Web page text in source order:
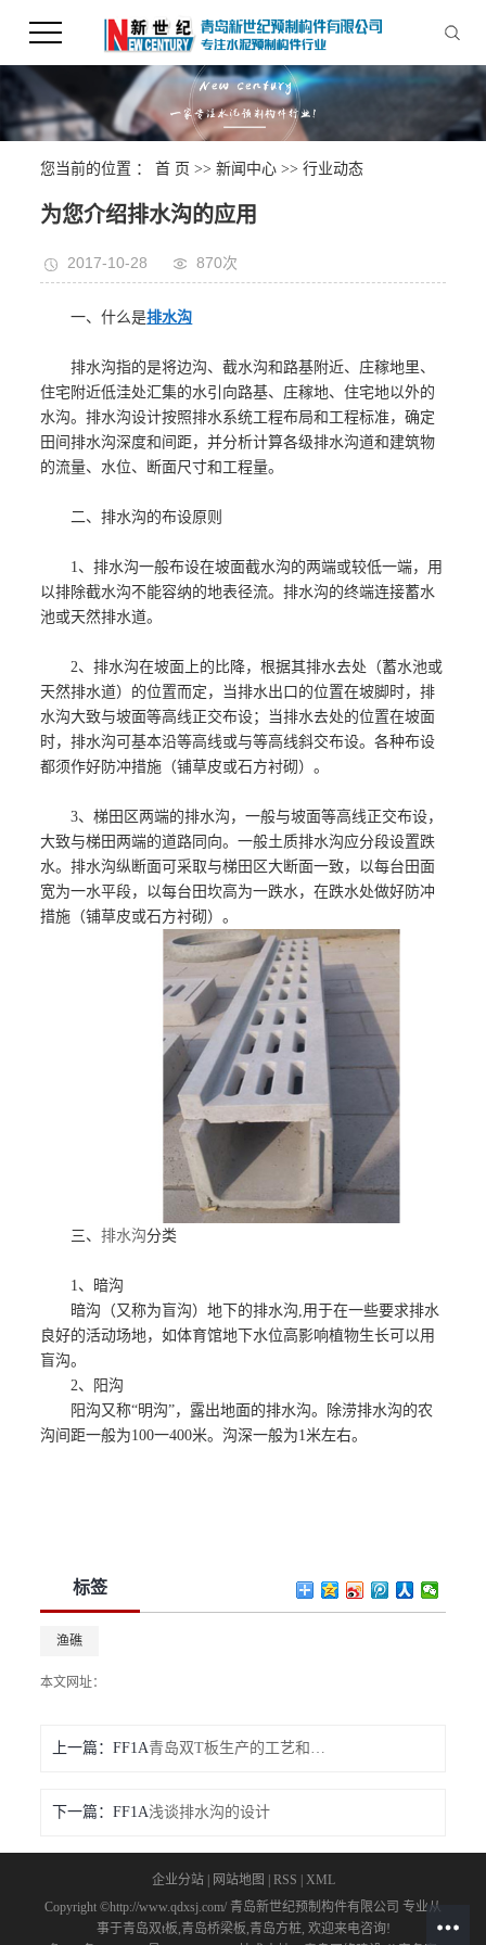
您当前的位置 ：首 页 >>新闻中心 >>行业动态
为您介绍排水沟的应用
2017-10-28 870次
一、什么是排水沟
排水沟指的是将边沟、截水沟和路基附近、庄稼地里、
住宅附近低洼处汇集的水引向路基、庄稼地、住宅地以外的
水沟。排水沟设计按照排水系统工程布局和工程标准，确定
田间排水沟深度和间距，并分析计算各级排水沟道和建筑物
的流量、水位、断面尺寸和工程量。
二、排水沟的布设原则
1、排水沟一般布设在坡面截水沟的两端或较低一端，用
以排除截水沟不能容纳的地表径流。排水沟的终端连接蓄水
池或天然排水道。
2、排水沟在坡面上的比降，根据其排水去处（蓄水池或
天然排水道）的位置而定，当排水出口的位置在坡脚时，排
水沟大致与坡面等高线正交布设；当排水去处的位置在坡面
时，排水沟可基本沿等高线或与等高线斜交布设。各种布设
都须作好防冲措施（铺草皮或石方衬砌）。
3、梯田区两端的排水沟，一般与坡面等高线正交布设，
大致与梯田两端的道路同向。一般土质排水沟应分段设置跌
水。排水沟纵断面可采取与梯田区大断面一致，以每台田面
宽为一水平段，以每台田坎高为一跌水，在跌水处做好防冲
措施（铺草皮或石方衬砌）。
三、排水沟分类
1、
暗沟
暗沟（又称为盲沟）地下的排水沟,用于在一些要求排水
良好的活动场地，如体育馆地下水位高影响植物生长可以用
盲沟。
2、
阳沟
阳沟又称“明沟”，露出地面的排水沟。除涝排水沟的农
沟间距一般为100一400米。沟深一般为1米左右。
标签
渔礁
本文网址：
上一篇：
下一篇： 浅谈排水沟的设计
企业分站| 网站地图 | RSS | XML
Copyright ©http://www.qdxsj.com/ 青岛新世纪预制构件有限公司 专业从
事于青岛双t板 青岛桥梁板 青岛方桩, 欢迎来电咨询!